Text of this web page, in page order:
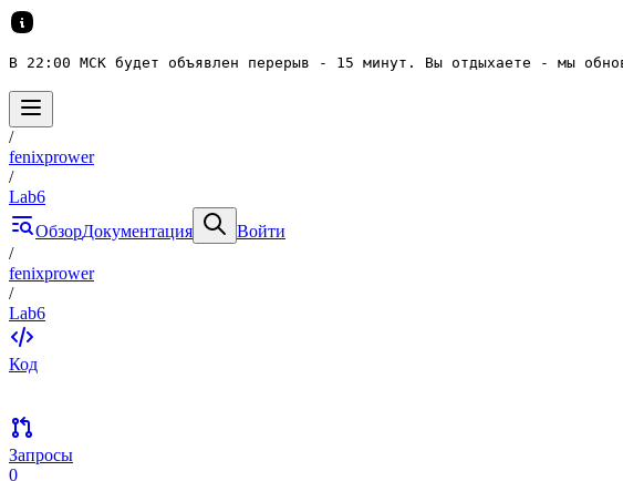
В 22:00 МСК будет объявлен перерыв - 15 минут. Вы отдыхаете - мы
/
fenixprower
/
Lab6
ОбзорДокументация
Войти
/
fenixprower
/
Lab6
Код
Запросы
0